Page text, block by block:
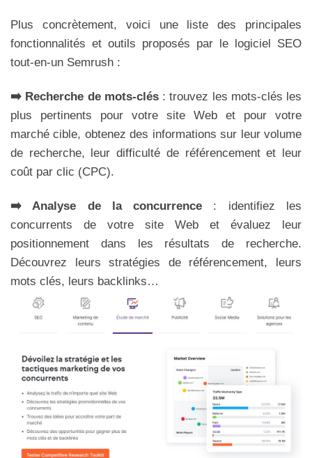
Plus concrètement, voici une liste des principales
fonctionnalités et outils proposés par le logiciel SEO
tout-en-un Semrush :
➡️ Recherche de mots-clés: trouvez les mots-clés les
plus pertinents pour votre site Web et pour votre
marché cible, obtenez des informations sur leur volume
de recherche, leur difficulté de référencement et leur
coût par clic (CPC).
➡️ Analyse de la concurrence : identifiez les
concurrents de votre site Web et évaluez leur
positionnement dans les résultats de recherche.
Découvrez leurs stratégies de référencement, leurs
mots clés, leurs backlinks…